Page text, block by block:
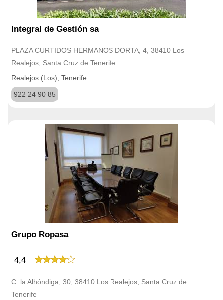
Integral de Gestión sa
PLAZA CURTIDOS HERMANOS DORTA, 4, 38410 Los
Realejos, Santa Cruz de Tenerife
Realejos (Los), Tenerife
922 24 90 85
Grupo Ropasa
4,4
C. la Alhóndiga, 30, 38410 Los Realejos, Santa Cruz de
Tenerife